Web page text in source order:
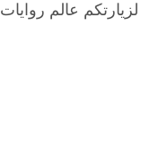
عالم روايات